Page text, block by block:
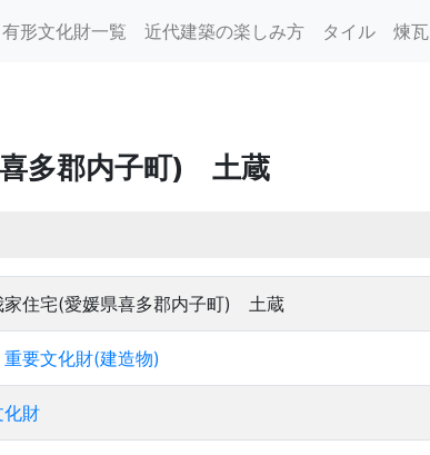
有形文化財一覧 近代建築の楽しみ方 タイル 煉瓦
多郡内子町) 土蔵
家住宅(愛媛県喜多郡内子町) 土蔵
重要文化財(建造物)
化財